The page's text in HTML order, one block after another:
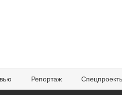
Репортаж